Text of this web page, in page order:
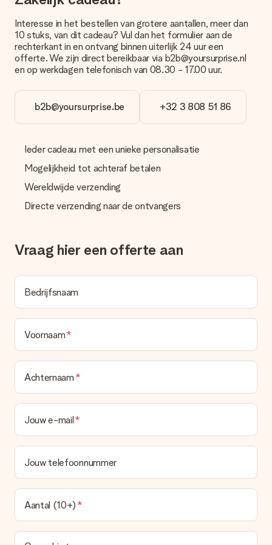
met onze klantenservice.
Betalen
Hoe kan ik mijn bestelling betalen?
Wij bieden de volgende betaalmethodes aan: iDeal, Paypal,
creditcard of handmatige overboeking. Hou bij handmatige
Cadeau ontvangen
We vinden het erg vervelend als je cadeau niet naar wens is
geleverd. Je kunt hiervoor contact opnemen met onze
klantenservice, zij helpen je graag bij het vinden van een
passende oplossing.
Wordt de factuur met de bestelling meegestuurd?
deze ook altijd terugvinden in jouw MySurprise. Je kunt dus
gerust het cadeau gelijk bij de ontvanger laten afleveren, zo is
Interesse in het bestellen van grotere aantallen, meer dan
10 stuks, van dit cadeau? Vul dan het formulier aan de
rechterkant in en ontvang binnen uiterlijk 24 uur een
offerte. We zijn direct bereikbaar via b2b@yoursurprise.nl
en op werkdagen telefonisch van 08.30 - 17.00 uur.
b2b@yoursurprise.be +32 3 808 51 86
Ieder cadeau met een unieke personalisatie
Mogelijkheid tot achteraf betalen
Wereldwijde verzending
Directe verzending naar de ontvangers
Vraag hier een offerte aan
Bedrijfsnaam
Voornaam
Achternaam
Jouw e-mail
Jouw telefoonnummer
Aantal (10+)